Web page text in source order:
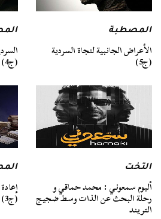
المصطبة
الأعراض الجانبية لنجاة السردية
(ج5) (ج4)
التخت
ألبوم سمعوني : محمد حماقي و
رحلة البحث عن الذات وسط ضجيج
التريند
(ج3)